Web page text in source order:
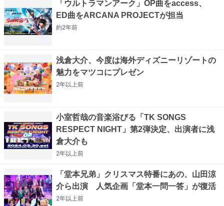
「ウルトラマンアーク」OP曲をaccess、
ED曲をARCANA PROJECTが担当
約2年前
浅倉大介、今度は海外ディズニーリゾートの
魅力をマツコにプレゼン
2年以上前
小室哲哉の音楽浴びる「TK SONGS
RESPECT NIGHT」第2弾決定、出演者に浅
倉大介も
2年以上前
「堂本兄弟」クリスマス特番にあの、山田涼
介ら出演 人気企画「堂本一問一答」が復活
2年以上前